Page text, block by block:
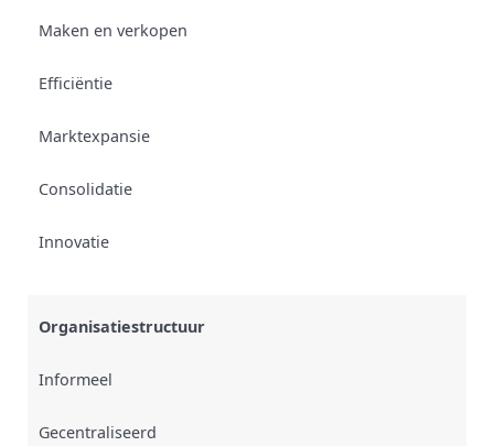
Maken en verkopen
Efficiëntie
Marktexpansie
Consolidatie
Innovatie
Organisatiestructuur
Informeel
Gecentraliseerd